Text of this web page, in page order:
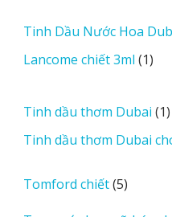
Tinh Dầu Nước Hoa
Lancome chiết 3ml 11
Tinh dầu thơm Dubai 11
Tinh dầu thơm Dubai
Tomford chiết 55